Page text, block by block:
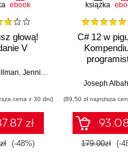
ebook
głową!
V
, Jennifer Greene
cena z 30 dni)
zł
(-48%)
książka
C# 12 w
Joseph
(89,50 zł najniższa
179.00zł (-